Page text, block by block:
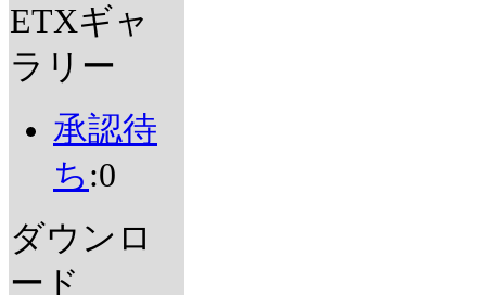
ETXギャ
ラリー
承認待
ち :0
ダウンロ
ード